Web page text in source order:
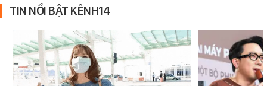
TIN NỔI BẬT KÊNH14